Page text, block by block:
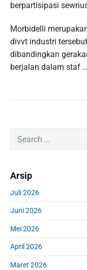
berpartisipasi
Morbidelli
divvt industri
dibandingkan
berjalan dalam staf …
a
y
S
d
b
a
c
h
o
:
Arsip
Juli 2026
Juni 2026
Mei 2026
April 2026
Maret 2026